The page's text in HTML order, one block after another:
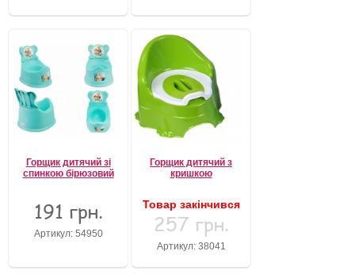
Горщик дитячий зі
спинкою бірюзовий
191 грн.
Артикул: 54950
Горщик дитячий з
кришкою
Товар закінчився
257 грн.
Артикул: 38041